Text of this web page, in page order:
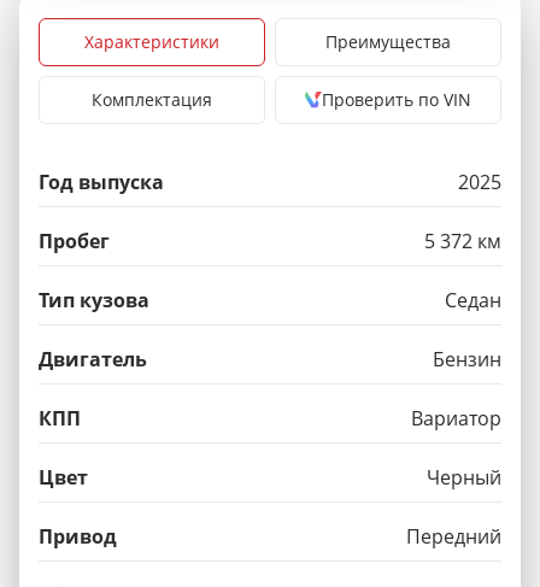
Характеристики Преимущества
Комплектация Проверить по VIN
Год выпуска 2025
Пробег 5 372 км
Тип кузова Седан
Двигатель Бензин
КПП Вариатор
Цвет Черный
Привод Передний